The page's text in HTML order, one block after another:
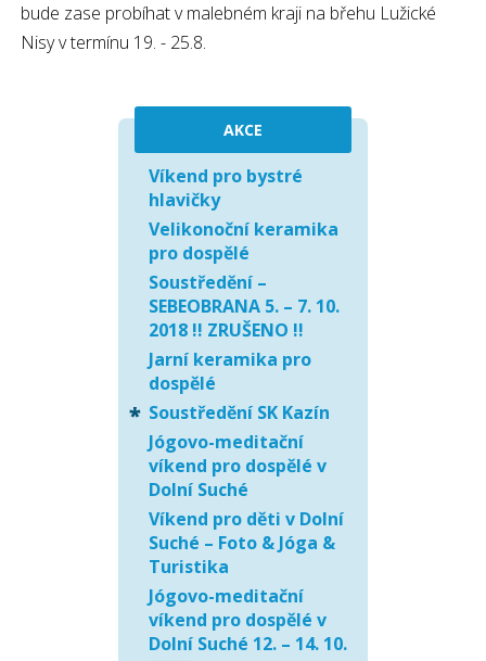
bude zase probíhat v malebném kraji na břehu Lužické
Nisy v termínu 19. - 25.8.
AKCE
Víkend pro bystré
hlavičky
Velikonoční keramika
pro dospělé
Soustředění –
SEBEOBRANA 5. – 7. 10.
2018 !! ZRUŠENO !!
Jarní keramika pro
dospělé
Soustředění SK Kazín
Jógovo-meditační
víkend pro dospělé v
Dolní Suché
Víkend pro děti v Dolní
Suché – Foto & Jóga &
Turistika
Jógovo-meditační
víkend pro dospělé v
Dolní Suché 12. – 14. 10.